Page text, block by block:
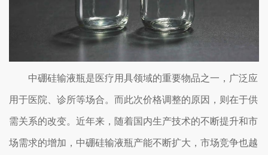
中硼硅输液瓶是医疗用具领域的重要物品之一，广泛应
用于医院、诊所等场合。而此次价格调整的原因，则在于供
需关系的改变。近年来，随着国内生产技术的不断提升和市
场需求的增加，中硼硅输液瓶产能不断扩大，市场竞争也越